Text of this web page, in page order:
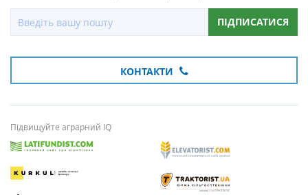
ПІДПИСАТИСЯ
КОНТАКТИ
Підвищуйте аграрний IQ